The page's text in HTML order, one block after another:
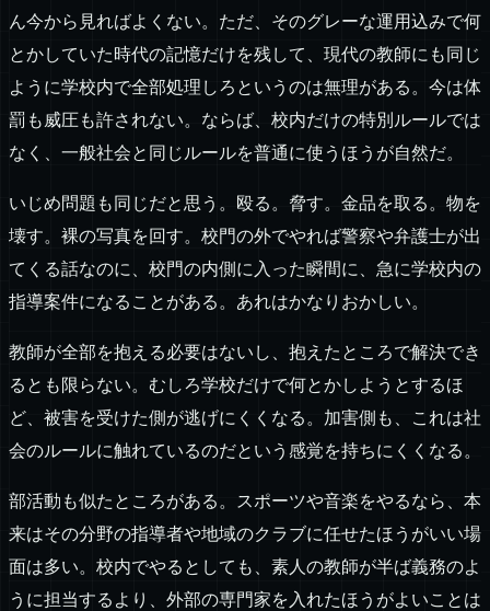
ん今から見ればよくない。ただ、そのグレーな運用込みで何
とかしていた時代の記憶だけを残して、現代の教師にも同じ
ように学校内で全部処理しろというのは無理がある。今は体
罰も威圧も許されない。ならば、校内だけの特別ルールでは
なく、一般社会と同じルールを普通に使うほうが自然だ。
いじめ問題も同じだと思う。殴る。脅す。金品を取る。物を
壊す。裸の写真を回す。校門の外でやれば警察や弁護士が出
てくる話なのに、校門の内側に入った瞬間に、急に学校内の
指導案件になることがある。あれはかなりおかしい。
教師が全部を抱える必要はないし、抱えたところで解決でき
るとも限らない。むしろ学校だけで何とかしようとするほ
ど、被害を受けた側が逃げにくくなる。加害側も、これは社
会のルールに触れているのだという感覚を持ちにくくなる。
部活動も似たところがある。スポーツや音楽をやるなら、本
来はその分野の指導者や地域のクラブに任せたほうがいい場
面は多い。校内でやるとしても、素人の教師が半ば義務のよ
うに担当するより、外部の専門家を入れたほうがよいことは